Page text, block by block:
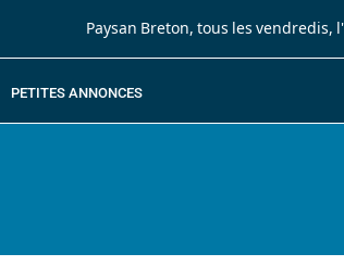
Paysan Breton, tous les vendredis,
PETITES ANNONCES